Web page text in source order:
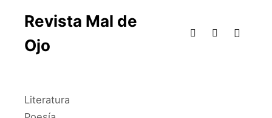
Revista Mal de
Ojo
Literatura